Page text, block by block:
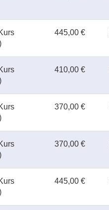
445,00 €
410,00 €
370,00 €
370,00 €
445,00 €